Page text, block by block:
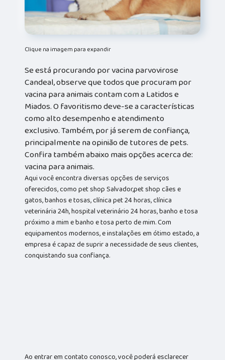
Clique na imagem para expandir
Se está procurando por vacina parvovirose
Candeal, observe que todos que procuram por
vacina para animais contam com a Latidos e
Miados. O favoritismo deve-se a características
como alto desempenho e atendimento
exclusivo. Também, por já serem de confiança,
principalmente na opinião de tutores de pets.
Confira também abaixo mais opções acerca de:
vacina para animais.
Aqui você encontra diversas opções de serviços
oferecidos, como pet shop Salvador,pet shop cães e
gatos, banhos e tosas, clínica pet 24 horas, clínica
veterinária 24h, hospital veterinário 24 horas, banho e tosa
próximo a mim e banho e tosa perto de mim. Com
equipamentos modernos, e instalações em ótimo estado, a
empresa é capaz de suprir a necessidade de seus clientes,
conquistando sua confiança.
Ao entrar em contato conosco, você poderá esclarecer